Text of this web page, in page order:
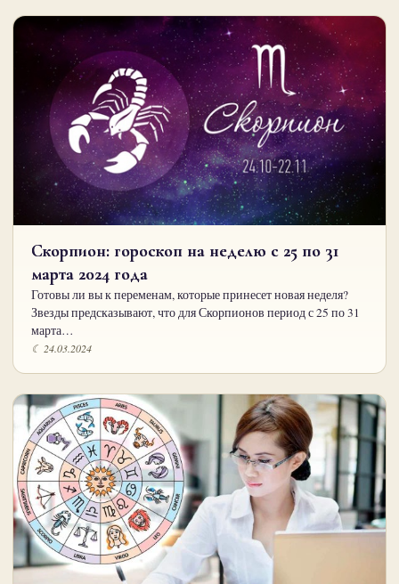
Скорпион: гороскоп на неделю с 25 по 31
марта 2024 года
Готовы ли вы к переменам, которые принесет новая неделя?
Звезды предсказывают, что для Скорпионов период с 25 по 31
марта…
☾ 24.03.2024